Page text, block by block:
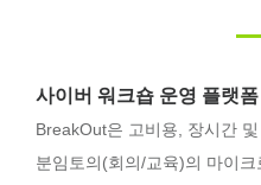
사이버 워크숍 운영 플랫폼
BreakOut은 고비용, 장시간
분임토의(회의/교육)의 마이크